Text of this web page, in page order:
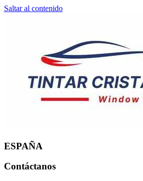
Saltar al contenido
ESPAÑA
Contáctanos